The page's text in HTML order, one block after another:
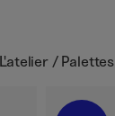
/ Palettes